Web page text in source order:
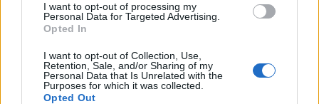
I want to opt-out of processing my
Personal Data for Targeted Advertising.
Opted In
I want to opt-out of Collection, Use,
Retention, Sale, and/or Sharing of my
Personal Data that Is Unrelated with the
Purposes for which it was collected.
Opted Out
guidati e momenti di incontro. La costruzione di una
comunità temporanea accompagna quella degli spazi,
rendendo l’edizione un episodio concentrato di
scambio.